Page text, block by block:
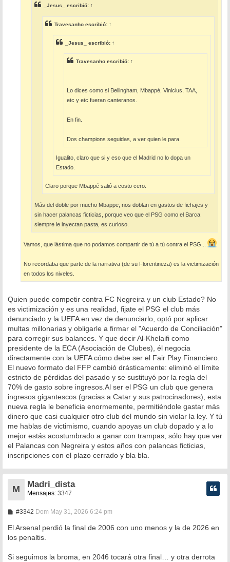
e
_Jesus_ escribió: ↑
Travesanho escribió: ↑
_Jesus_ escribió: ↑
Travesanho escribió: ↑
Lo dices como si Bellingham, Mbappé, Vinicius, TAA,
etc y etc fueran canteranos.
En fin.
Dos champions seguidas, a ver quien le para.
Igualito, claro que si y eso que el Madrid no lo dopa un
Estado.
Claro porque Mbappé salió a costo cero.
Más del doble por mucho Mbappe, nos doblan en gastos de fichajes y
sin hacer palancas ficticias, porque veo que el PSG como el Barca
siempre le inyectan pasta, es curioso.
Vamos, que lástima que no podamos compartir de tú a tú contra el PSG...
No recordaba que parte de la narrativa (de su Florentineza) es la victimización
en todos los niveles.
Quien puede competir contra FC Negreira y un club Estado? No
es victimización y es una realidad, fijate el PSG el club más
denunciado y la UEFA en vez de denunciarlo, optó por aplicar
multas millonarias y obligarle a firmar el "Acuerdo de Conciliación"
para corregir sus balances. Y que decir Al-Khelaifi como
presidente de la ECA (Asociación de Clubes), él negocia
directamente con la UEFA cómo debe ser el Fair Play Financiero.
El nuevo formato del FFP cambió drásticamente: eliminó el límite
estricto de pérdidas del pasado y se sustituyó por la regla del
70% de gasto sobre ingresos.Al ser el PSG un club que genera
ingresos gigantescos (gracias a Catar y sus patrocinadores), esta
nueva regla le beneficia enormemente, permitiéndole gastar más
dinero que casi cualquier otro club del mundo sin violar la ley. Y tú
me hablas de victimismo, cuando apoyas un club dopado y a lo
mejor estás acostumbrado a ganar con trampas, sólo hay que ver
el Palancas con Negreira y estos años con palancas ficticias,
inscripciones con el plazo cerrado y bla bla.
M
Madri_dista
Mensajes: 3347
#3342M
n
a
e
Dom May 31, 2026 6:24 pm
El Arsenal perdió la final de 2006 con uno menos y la de 2026 en
los penaltis.
Si seguimos la broma, en 2046 tocará otra final… y otra derrota